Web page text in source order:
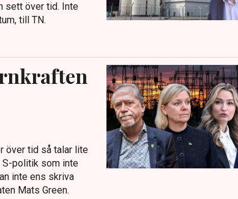
sett över tid. Inte
till TN.
över tid så talar lite
S-politik som inte
inte ens skriva
Mats Green.